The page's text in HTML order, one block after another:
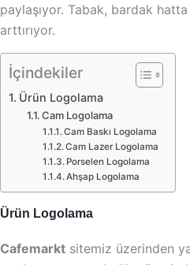
paylaşıyor. Tabak, bardak
arttırıyor.
İçindekiler
Ürün Logolama
Cam Logolama
Cam Baskı Logolama
Cam Lazer Logolama
Porselen Logolama
Ahşap Logolama
Ürün Logolama
Cafemarktsitemiz üzerinden ya